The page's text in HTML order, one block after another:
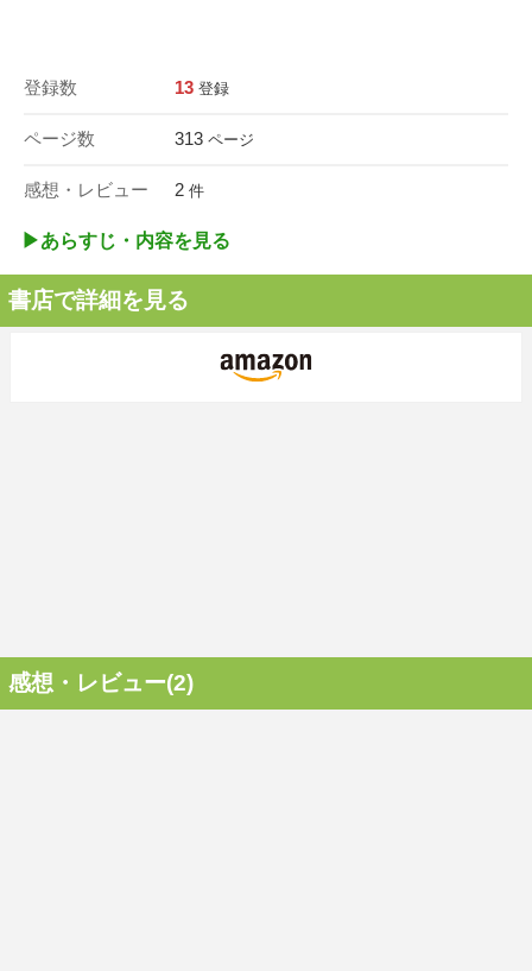
登録数 13 登録
ページ数 313 ページ
感想・レビュー 2 件
▶︎あらすじ・内容を見る
書店で詳細を見る
感想・レビュー(2)